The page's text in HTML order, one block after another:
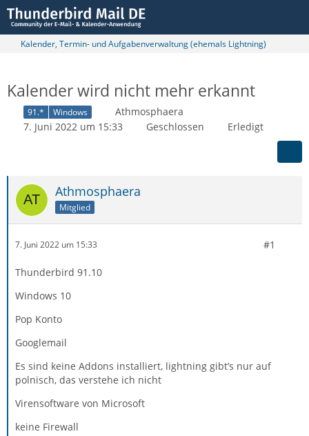
Kalender, Termin- und Aufgabenverwaltung (ehemals Lightning)
Kalender wird nicht mehr erkannt
91.* Windows
Athmosphaera
7. Juni 2022 um 15:33
Geschlossen Erledigt
Athmosphaera
Mitglied
7. Juni 2022 um 15:33 #1
Thunderbird 91.10
Windows 10
Pop Konto
Googlemail
Es sind keine Addons installiert, lightning gibt’s nur auf
polnisch, das verstehe ich nicht
Virensoftware von Microsoft
keine Firewall